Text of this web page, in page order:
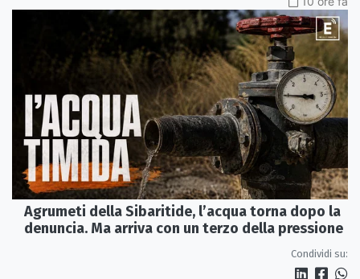
Agrumeti della Sibaritide, l’acqua torna dopo la
denuncia. Ma arriva con un terzo della pressione
Condividi su: